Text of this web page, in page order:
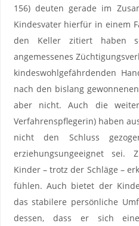
156) deuten gerade im
Kindesvater hierfür in einem
den Keller zitiert haben
angemessenes
kindeswohlgefährdenden
nach den bislang
aber nicht. Auch die
Verfahrenspflegerin) haben
nicht den Schluss
erziehungsungeeignet sei.
Kinder – trotz der Schläge –
fühlen. Auch bietet der
das stabilere persönliche
dessen, dass er sich